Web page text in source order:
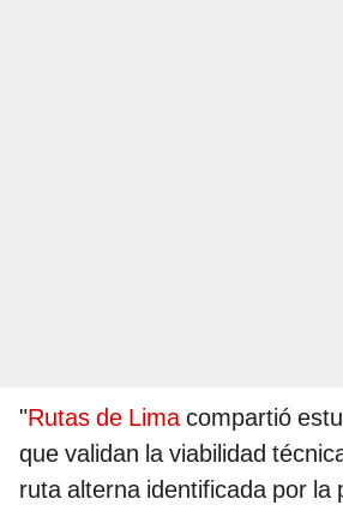
"Rutas de Lima compartió
que validan la viabilidad
ruta alterna identificada por la